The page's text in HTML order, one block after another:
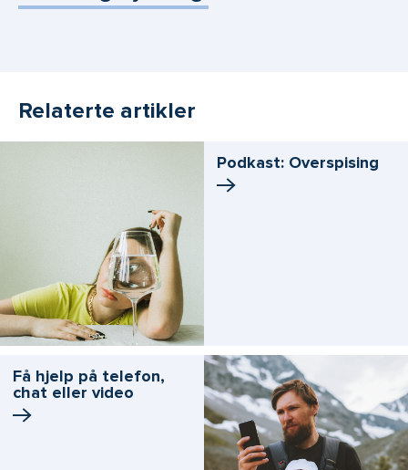
Relaterte artikler
Podkast: Overspising
Få hjelp på telefon,
chat eller video